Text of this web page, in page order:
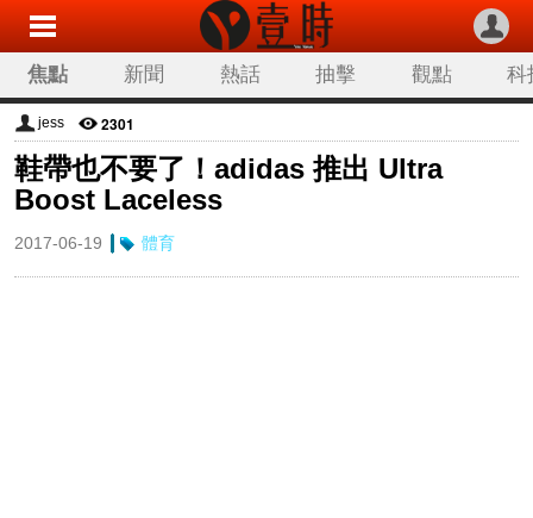
焦點 新聞 熱話 抽擊 觀點 科
jess 2301
鞋帶也不要了！adidas 推出 Ultra
Boost Laceless
2017-06-19 體育